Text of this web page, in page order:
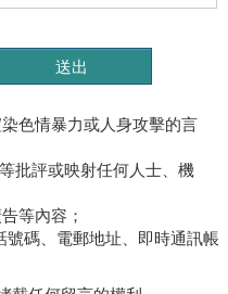
色情暴力或人身攻擊的言
批評或映射任何人士、機
等內容；
碼、電郵地址、即時通訊帳